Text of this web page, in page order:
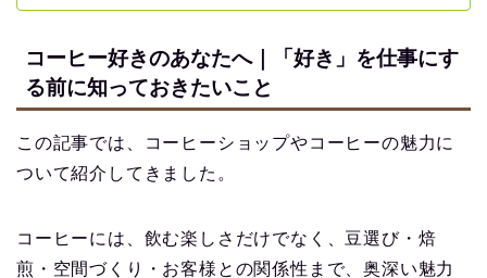
コーヒー好きのあなたへ｜「好き」を仕事にす
る前に知っておきたいこと
この記事では、コーヒーショップやコーヒーの魅力に
ついて紹介してきました。
コーヒーには、飲む楽しさだけでなく、豆選び・焙
煎・空間づくり・お客様との関係性まで、奥深い魅力